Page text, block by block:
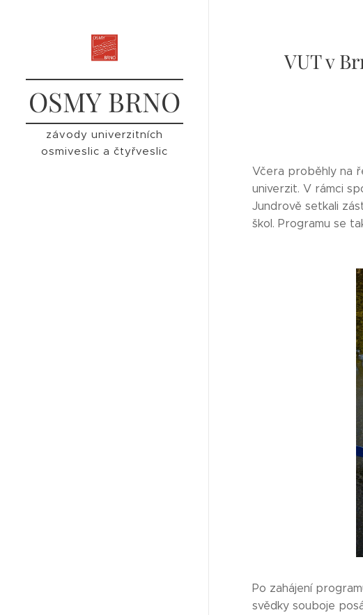
OSMY BRNO
závody univerzitních
osmiveslic a čtyřveslic
VUT v
Včera proběhly na
univerzit. V rámci
Jundrově setkali
škol. Programu se
Po zahájení
svědky souboje